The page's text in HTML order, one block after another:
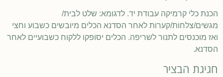
הכנת כלי קרמיקה עבודת יד. לדגומא: שלט לבית/
מגשים/צלחות/קערות לאחר הסדנא הכלים מיובשים כשבוע וחצי
ואז מוכנסים לתנור לשריפה. הכלים יסופקו ללקוח כשבועיים לאחר
הסדנא.
חגיגת הבציר